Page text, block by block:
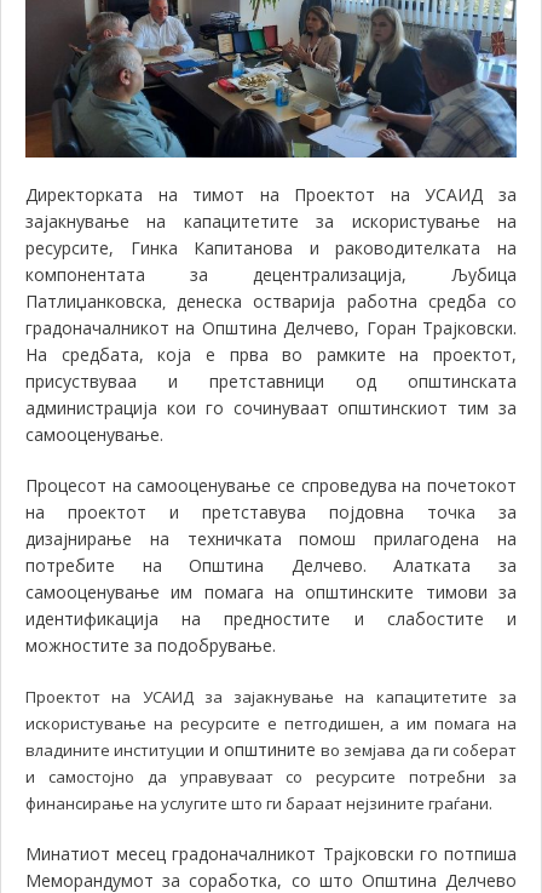
Директорката на тимот на Проектот на УСАИД за
зајакнување на капацитетите за искористување на
ресурсите, Гинка Капитанова и раководителката на
компонентата за децентрализација, Љубица
Патлиџанковска, денеска остварија работна средба со
градоначалникот на Општина Делчево, Горан Трајковски.
На средбата, која е прва во рамките на проектот,
присуствуваа и претставници од општинската
администрација кои го сочинуваат општинскиот тим за
самооценување.
Процесот на самооценување се спроведува на почетокот
на проектот и претставува појдовна точка за
дизајнирање на техничката помош прилагодена на
потребите на Општина Делчево. Алатката за
самооценување им помага на општинските тимови за
идентификација на предностите и слабостите и
можностите за подобрување.
Проектот на УСАИД за зајакнување на капацитетите за
искористување на ресурсите е петгодишен, а им помага на
владините институции и општините во земјава да ги соберат
и самостојно да управуваат со ресурсите потребни за
финансирање на услугите што ги бараат нејзините граѓани.
Минатиот месец градоначалникот Трајковски го потпиша
Меморандумот за соработка, со што Општина Делчево